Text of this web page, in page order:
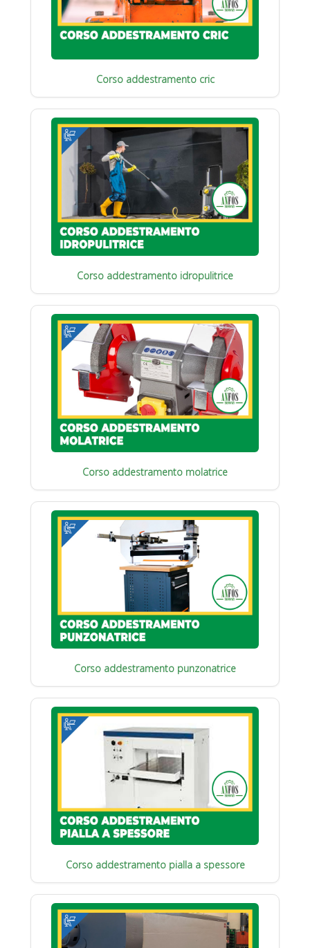
Corso addestramento cric
Corso addestramento idropulitrice
Corso addestramento molatrice
Corso addestramento punzonatrice
Corso addestramento pialla a spessore